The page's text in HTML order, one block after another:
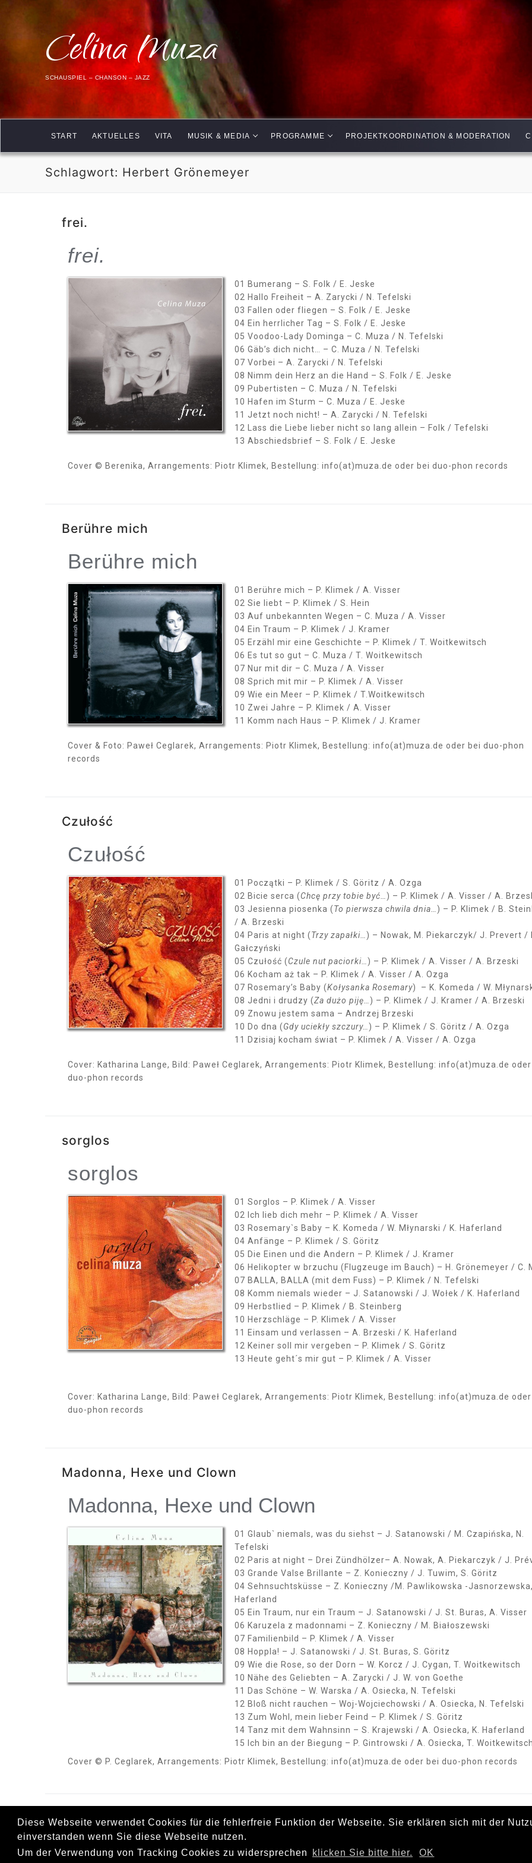
Diese Webseite verwendet Cookies für die fehlerfreie Funktion der Webseite. Sie erklären sich mit der
einverstanden wenn Sie diese Webseite nutzen.
Um der Verwendung von Tracking Cookies zu widersprechen
klicken Sie bitte hier. OK
Celina Muza
SCHAUSPIEL – CHANSON – JAZZ
START AKTUELLES VITA MUSIK & MEDIA PROGRAMME PROJEKTKOORDINATION & MODERATION
Schlagwort: Herbert Grönemeyer
frei.
frei.
01 Bumerang – S. Folk / E. Jeske
02 Hallo Freiheit – A. Zarycki / N. Tefelski
03 Fallen oder fliegen – S. Folk / E. Jeske
04 Ein herrlicher Tag – S. Folk / E. Jeske
05 Voodoo-Lady Dominga – C. Muza / N. Tefelski
06 Gäb’s dich nicht… – C. Muza / N. Tefelski
07 Vorbei – A. Zarycki / N. Tefelski
08 Nimm dein Herz an die Hand – S. Folk / E. Jeske
09 Pubertisten – C. Muza / N. Tefelski
10 Hafen im Sturm – C. Muza / E. Jeske
11 Jetzt noch nicht! – A. Zarycki / N. Tefelski
12 Lass die Liebe lieber nicht so lang allein – Folk / Tefelski
13 Abschiedsbrief – S. Folk / E. Jeske
Cover © Berenika, Arrangements: Piotr Klimek, Bestellung: info(at)muza.de oder bei duo-phon records
Berühre mich
Berühre mich
01 Berühre mich – P. Klimek / A. Visser
02 Sie liebt – P. Klimek / S. Hein
03 Auf unbekannten Wegen – C. Muza / A. Visser
04 Ein Traum – P. Klimek / J. Kramer
05 Erzähl mir eine Geschichte – P. Klimek / T. Woitkewitsch
06 Es tut so gut – C. Muza / T. Woitkewitsch
07 Nur mit dir – C. Muza / A. Visser
08 Sprich mit mir – P. Klimek / A. Visser
09 Wie ein Meer – P. Klimek / T.Woitkewitsch
10 Zwei Jahre – P. Klimek / A. Visser
11 Komm nach Haus – P. Klimek / J. Kramer
Cover & Foto: Paweł Ceglarek, Arrangements: Piotr Klimek, Bestellung: info(at)muza.de oder bei duo-phon
records
Czułość
Czułość
01 Początki – P. Klimek / S. Göritz / A. Ozga
02 Bicie serca (Chcę przy tobie być… ) – P. Klimek / A. Visser / A.
03 Jesienna piosenka (To pierwsza chwila dnia… ) – P. Klimek / B.
/ A. Brzeski
04 Paris at night (Trzy zapałki… ) – Nowak, M. Piekarczyk/ J. Prevert /
Gałczyński
05 Czułość (Czule nut paciorki… ) – P. Klimek / A. Visser / A. Brzeski
06 Kocham aż tak – P. Klimek / A. Visser / A. Ozga
07 Rosemary’s Baby (Kołysanka Rosemary) – K. Komeda / W.
08 Jedni i drudzy (Za dużo piję… ) – P. Klimek / J. Kramer / A. Brzeski
09 Znowu jestem sama – Andrzej Brzeski
10 Do dna (Gdy uciekły szczury… ) – P. Klimek / S. Göritz / A. Ozga
11 Dzisiaj kocham świat – P. Klimek / A. Visser / A. Ozga
Cover: Katharina Lange, Bild: Paweł Ceglarek, Arrangements: Piotr Klimek, Bestellung: info(at)muza.de
duo-phon records
sorglos
sorglos
01 Sorglos – P. Klimek / A. Visser
02 Ich lieb dich mehr – P. Klimek / A. Visser
03 Rosemary`s Baby – K. Komeda / W. Młynarski / K. Haferland
04 Anfänge – P. Klimek / S. Göritz
05 Die Einen und die Andern – P. Klimek / J. Kramer
06 Helikopter w brzuchu (Flugzeuge im Bauch) – H. Grönemeyer / C.
07 BALLA, BALLA (mit dem Fuss) – P. Klimek / N. Tefelski
08 Komm niemals wieder – J. Satanowski / J. Wołek / K. Haferland
09 Herbstlied – P. Klimek / B. Steinberg
10 Herzschläge – P. Klimek / A. Visser
11 Einsam und verlassen – A. Brzeski / K. Haferland
12 Keiner soll mir vergeben – P. Klimek / S. Göritz
13 Heute geht´s mir gut – P. Klimek / A. Visser
Cover: Katharina Lange, Bild: Paweł Ceglarek, Arrangements: Piotr Klimek, Bestellung: info(at)muza.de
duo-phon records
Madonna, Hexe und Clown
Madonna, Hexe und Clown
01 Glaub` niemals, was du siehst – J. Satanowski / M. Czapińska, N.
Tefelski
02 Paris at night – Drei Zündhölzer– A. Nowak, A. Piekarczyk / J.
03 Grande Valse Brillante – Z. Konieczny / J. Tuwim, S. Göritz
04 Sehnsuchtsküsse – Z. Konieczny /M. Pawlikowska -
Haferland
05 Ein Traum, nur ein Traum – J. Satanowski / J. St. Buras, A. Visser
06 Karuzela z madonnami – Z. Konieczny / M. Białoszewski
07 Familienbild – P. Klimek / A. Visser
08 Hoppla! – J. Satanowski / J. St. Buras, S. Göritz
09 Wie die Rose, so der Dorn – W. Korcz / J. Cygan, T. Woitkewitsch
10 Nähe des Geliebten – A. Zarycki / J. W. von Goethe
11 Das Schöne – W. Warska / A. Osiecka, N. Tefelski
12 Bloß nicht rauchen – Woj-Wojciechowski / A. Osiecka, N. Tefelski
13 Zum Wohl, mein lieber Feind – P. Klimek / S. Göritz
14 Tanz mit dem Wahnsinn – S. Krajewski / A. Osiecka, K. Haferland
15 Ich bin an der Biegung – P. Gintrowski / A. Osiecka, T.
Cover © P. Ceglarek, Arrangements: Piotr Klimek, Bestellung: info(at)muza.de oder bei duo-phon records
Copyright © 2018 Celina Muza – Powered by Andrzej Klukowski & Celina Muza. Fotos: Pawel Ceglarek, Gabriella Falana,